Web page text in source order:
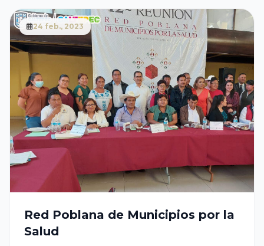
24 feb., 2023
Red Poblana de Municipios por la
Salud